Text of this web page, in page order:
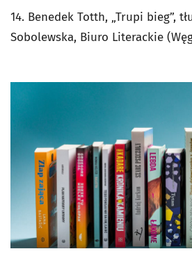
14. Benedek Totth, „Trupi bieg”,
Sobolewska, Biuro Literackie